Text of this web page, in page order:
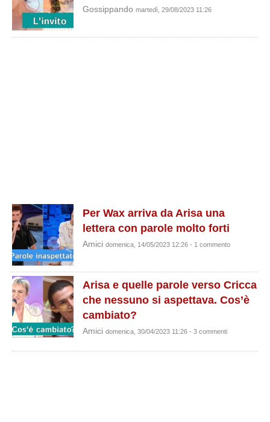
Gossippando martedì, 29/08/2023 11:26
Per Wax arriva da Arisa una
lettera con parole molto forti
Amici domenica, 14/05/2023 12:26 - 1 commento
Arisa e quelle parole verso Cricca
che nessuno si aspettava. Cos’è
cambiato?
Amici domenica, 30/04/2023 11:26 - 3 commenti